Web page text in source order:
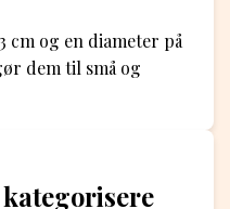
cm og en diameter på
dem til små og